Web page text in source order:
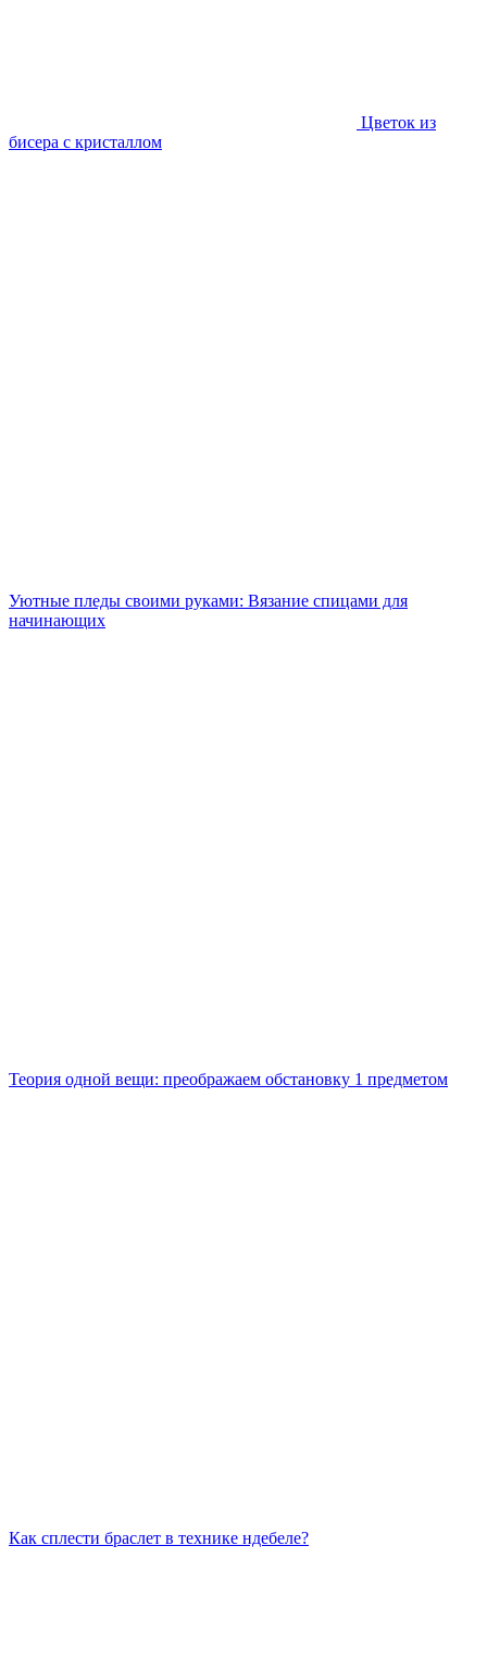
Цветок из
бисера с кристаллом
Уютные пледы своими руками: Вязание спицами для
начинающих
Теория одной вещи: преображаем обстановку 1 предметом
Как сплести браслет в технике ндебеле?